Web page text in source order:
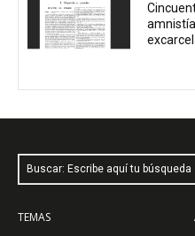
Buscar: Escribe aquí tu búsqueda
TEMAS